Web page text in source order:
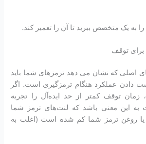
یک متخصص ببرید تا آن را تعمیر کند.
توقف
اصلی که نشان می دهد ترمزهای شما باید
عملکرد هنگام ترمزگیری است. اگر
توقف کمتر از حد ایده‌آل را تجربه
این معنی باشد که لنت‌های ترمز شما
روغن ترمز شما کم شده است (اغلب به